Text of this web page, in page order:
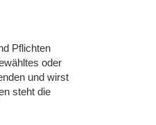
Pflichten
oder
und wirst
steht die